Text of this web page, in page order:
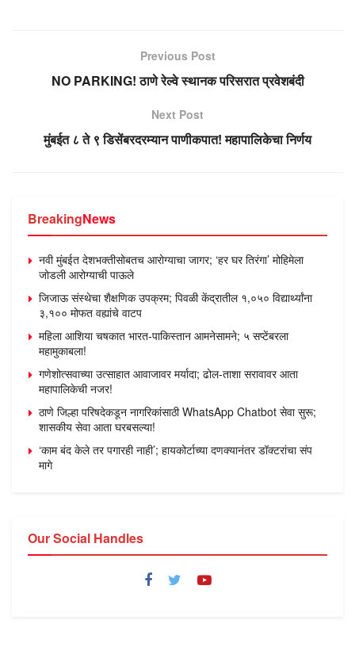
Previous Post
NO PARKING! ठाणे रेल्वे स्थानक परिसरात प्रवेशबंदी
Next Post
मुंबईत ८ ते ९ डिसेंबरदरम्यान पाणीकपात! महापालिकेचा निर्णय
BreakingNews
नवी मुंबईत देशभक्तीसोबतच आरोग्याचा जागर; ‘हर घर तिरंगा’ मोहिमेला
जोडली आरोग्याची पाऊले
जिजाऊ संस्थेचा शैक्षणिक उपक्रम; पिवळी केंद्रातील १,०५० विद्यार्थ्यांना
३,१०० मोफत वह्यांचे वाटप
महिला आशिया चषकात भारत-पाकिस्तान आमनेसामने; ५ सप्टेंबरला
महामुकाबला!
गणेशोत्सवाच्या उत्साहात आवाजावर मर्यादा; ढोल-ताशा सरावावर आता
महापालिकेची नजर!
ठाणे जिल्हा परिषदेकडून नागरिकांसाठी WhatsApp Chatbot सेवा सुरू;
शासकीय सेवा आता घरबसल्या!
‘काम बंद केले तर पगारही नाही’; हायकोर्टाच्या दणक्यानंतर डॉक्टरांचा संप
मागे
Our Social Handles